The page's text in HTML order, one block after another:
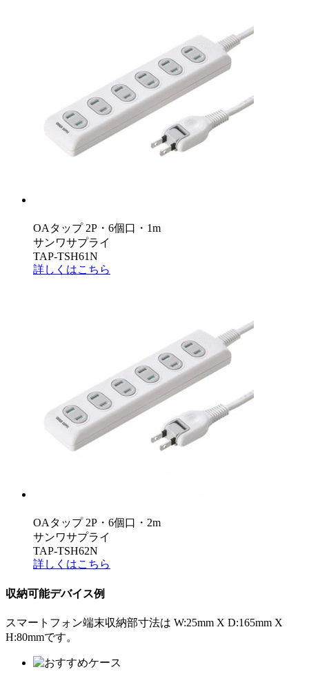
OAタップ 2P・6個口・1m
サンワサプライ
TAP-TSH61N
詳しくはこちら
OAタップ 2P・6個口・2m
サンワサプライ
TAP-TSH62N
詳しくはこちら
収納可能デバイス例
スマートフォン端末収納部寸法は W:25mm X D:165mm X
H:80mmです。